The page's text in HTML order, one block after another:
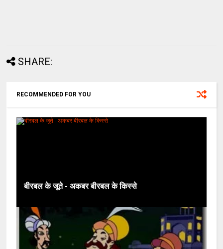
SHARE:
RECOMMENDED FOR YOU
बीरबल के जूते - अकबर बीरबल के किस्से